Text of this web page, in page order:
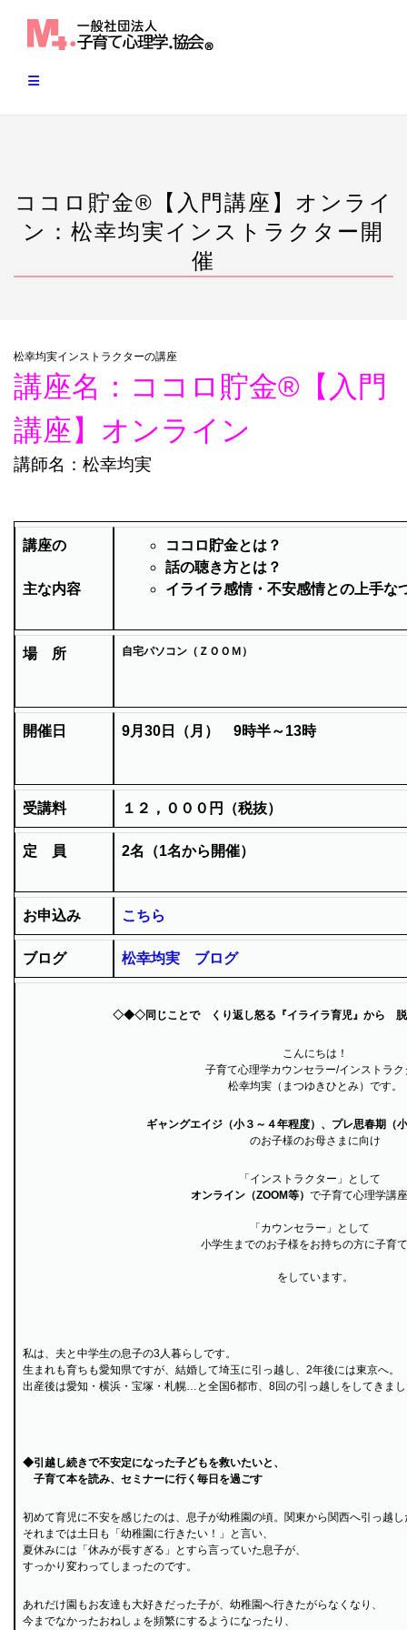
ココロ貯金®︎【入門講座】オンライ
ン：松幸均実インストラクター開
催
松幸均実インストラクターの講座
講座名：ココロ貯金®︎【入門
講座】オンライン
講師名：松幸均実
講座の
主な内容
ココロ貯金とは？
話の聴き方とは？
イライラ感情・不安感情との上手な
場 所 自宅パソコン（ＺＯＯＭ）
開催日 9月30 日（月） 9時半～13時
受講料 １２，０００円（税抜）
定 員 2名（1名から開催）
お申込み こちら
ブログ 松幸均実 ブログ
◇◆◇同じことで くり返し怒る『イライラ育児』から
こんにちは！
子育て心理学カウンセラー/インストラク
松幸均実（まつゆきひとみ）です。
ギャングエイジ（小３～４年程度）、 プレ思春期（
のお子様のお母さまに向け
「インストラクター」として
オンライン（ZOOM等） で子育て心理学講
「カウンセラー」として
小学生までのお子様をお持ちの方に子育
をしています。
私は、夫と中学生の息子の3人暮らしです。
生まれも育ちも愛知県ですが、結婚して埼玉に引っ越し、2年後には東京へ。
出産後は愛知・横浜・宝塚・札幌…と全国6都市、8回の引っ越しをしてきま
◆引越し続きで不安定になった子どもを救いたいと、
子育て本を読み、セミナーに行く毎日を過ごす
初めて育児に不安を感じたのは、息子が幼稚園の頃。関東から関西へ引っ越
それまでは土日も「幼稚園に行きたい！」と言い、
夏休みには「休みが長すぎる」とすら言っていた息子が、
すっかり変わってしまったのです。
あれだけ園もお友達も大好きだった子が、幼稚園へ行きたがらなくなり、
今までなかったおねしょを頻繁にするようになったり、